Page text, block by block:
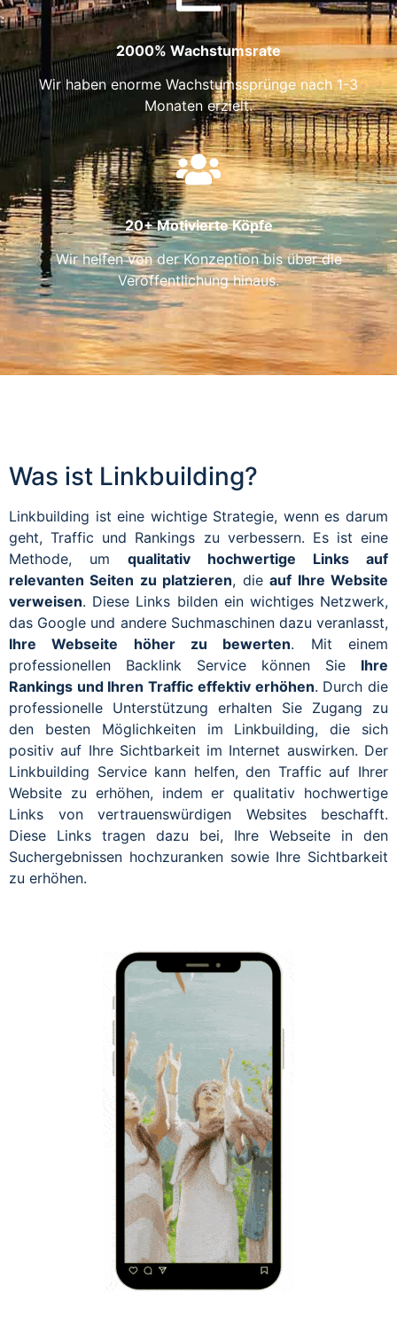
2000% Wachstumsrate
Wir haben enorme Wachstumssprünge nach 1-3
Monaten erzielt.
20+ Motivierte Köpfe
Wir helfen von der Konzeption bis über die
Veröffentlichung hinaus.
Was ist Linkbuilding?
Linkbuilding ist eine wichtige Strategie, wenn es darum
geht, Traffic und Rankings zu verbessern. Es ist eine
Methode, um qualitativ hochwertige Links auf
relevanten Seiten zu platzieren, dieauf Ihre Website
verweisen. Diese Links bilden ein wichtiges Netzwerk,
das Google und andere Suchmaschinen dazu veranlasst,
Ihre Webseite höher zu bewerten. Mit einem
professionellen Backlink Service können Sie Ihre
Rankings und Ihren Traffic effektiv erhöhen. Durch die
professionelle Unterstützung erhalten Sie Zugang zu
den besten Möglichkeiten im Linkbuilding, die sich
positiv auf Ihre Sichtbarkeit im Internet auswirken. Der
Linkbuilding Service kann helfen, den Traffic auf Ihrer
Website zu erhöhen, indem er qualitativ hochwertige
Links von vertrauenswürdigen Websites beschafft.
Diese Links tragen dazu bei, Ihre Webseite in den
Suchergebnissen hochzuranken sowie Ihre Sichtbarkeit
zu erhöhen.